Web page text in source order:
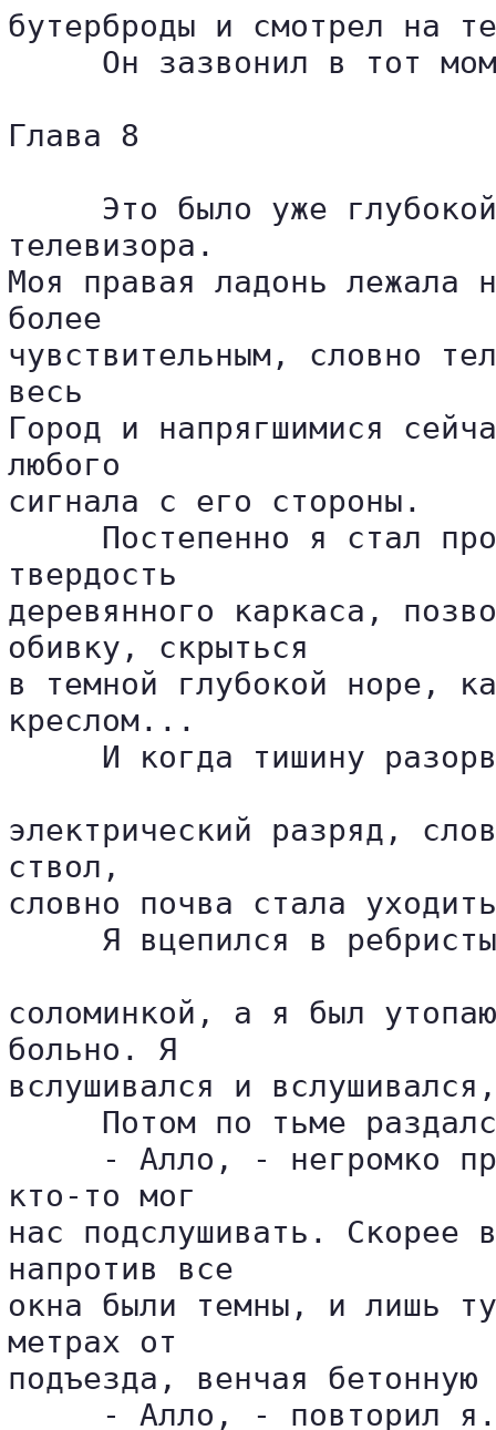
бутерброды и смотрел на
Он зазвонил в тот
Глава 8
Это было уже
телевизора.
Моя правая ладонь лежала
более
чувствительным, словно
весь
Город и напрягшимися
любого
сигнала с его стороны.
Постепенно я стал
твердость
деревянного каркаса,
обивку, скрыться
в темной глубокой норе,
креслом...
И когда тишину
электрический разряд,
ствол,
словно почва стала
Я вцепился в
соломинкой, а я был
больно. Я
вслушивался и
Потом по тьме
- Алло, - негромко
кто-то мог
нас подслушивать.
напротив все
окна были темны, и лишь
метрах от
подъезда, венчая
- Алло, - повторил